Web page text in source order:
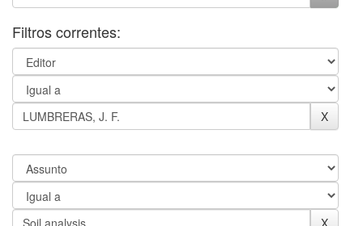
Filtros correntes: